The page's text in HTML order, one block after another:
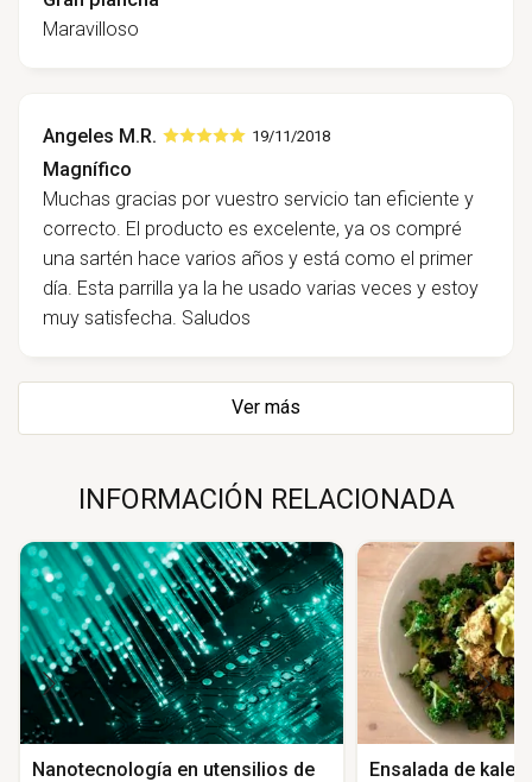
Maravilloso
Angeles M.R. 19/11/2018
Magnífico
Muchas gracias por vuestro servicio tan eficiente y
correcto. El producto es excelente, ya os compré
una sartén hace varios años y está como el primer
día. Esta parrilla ya la he usado varias veces y estoy
muy satisfecha. Saludos
Ver más
INFORMACIÓN RELACIONADA
Nanotecnología en utensilios de
Ensalada de kale